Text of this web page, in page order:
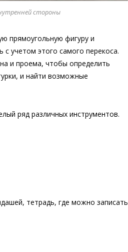
стороны
прямоугольную фигуру и
учетом этого самого перекоса.
и проема, чтобы определить
и найти возможные
ряд различных инструментов.
тетрадь, где можно записать